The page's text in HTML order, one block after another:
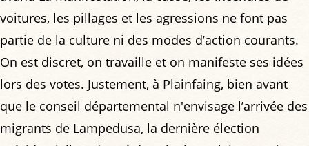
voitures, les pillages et les agressions ne font pas
partie de la culture ni des modes d’action courants.
On est discret, on travaille et on manifeste ses idées
lors des votes. Justement, à Plainfaing, bien avant
que le conseil départemental n'envisage l’arrivée des
migrants de Lampedusa, la dernière élection